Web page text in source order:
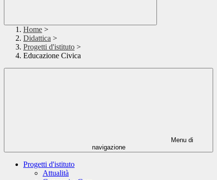
Home >
Didattica >
Progetti d'istituto >
Educazione Civica
Menu di
navigazione
Progetti d'istituto
Attualità